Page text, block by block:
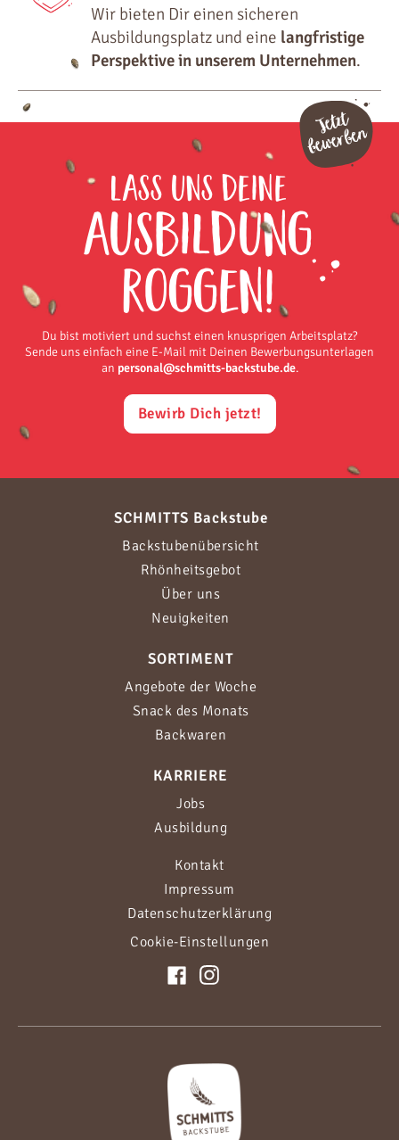
Wir bieten Dir einen sicheren
Ausbildungsplatz und eine langfristige
Perspektive in unserem Unternehmen.
Lass uns deine
Ausbildung
Roggen!
Du bist motiviert und suchst einen knusprigen Arbeitsplatz?
Sende uns einfach eine E-Mail mit Deinen Bewerbungsunterlagen
an personal@schmitts-backstube.de.
Bewirb Dich jetzt!
SCHMITTS Backstube
Backstubenübersicht
Rhönheitsgebot
Über uns
Neuigkeiten
SORTIMENT
Angebote der Woche
Snack des Monats
Backwaren
KARRIERE
Jobs
Ausbildung
Kontakt
Impressum
Datenschutzerklärung
Cookie-Einstellungen